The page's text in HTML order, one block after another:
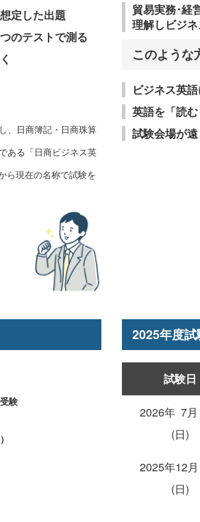
定した出題
のテストで測る
、日商簿記・日商珠算
ある「日商ビジネス英
ら現在の名称で試験を
貿易実務･経
理解しビジ
このような
ビジネス英
英語を「読
試験会場が
験
2025年度
試験日
2026年 7
(日)
2025年12
(日)